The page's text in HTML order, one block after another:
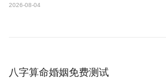
2026-08-04
八字算命婚姻免费测试